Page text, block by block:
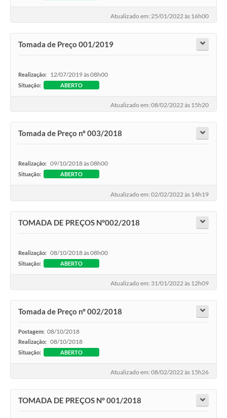
Atualizado em: 25/01/2022 às 16h00
Tomada de Preço 001/2019
Realização: 12/07/2019 às 08h00
Situação: ABERTO
Atualizado em: 08/02/2022 às 15h20
Tomada de Preço nº 003/2018
Realização: 09/10/2018 às 08h00
Situação: ABERTO
Atualizado em: 02/02/2022 às 14h19
TOMADA DE PREÇOS N°002/2018
Realização: 08/10/2018 às 08h00
Situação: ABERTO
Atualizado em: 31/01/2022 às 12h09
Tomada de Preço nº 002/2018
Postagem: 08/10/2018
Realização: 08/10/2018
Situação: ABERTO
Atualizado em: 08/02/2022 às 15h26
TOMADA DE PREÇOS N° 001/2018